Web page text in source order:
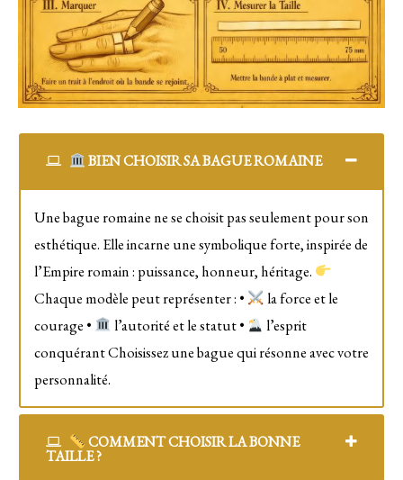
BIEN CHOISIR SA BAGUE ROMAINE
Une bague romaine ne se choisit pas seulement pour son
esthétique. Elle incarne une symbolique forte, inspirée de
l’Empire romain : puissance, honneur, héritage.
Chaque modèle peut représenter : •
la force et le
courage •
l’autorité et le statut •
l’esprit
conquérant Choisissez une bague qui résonne avec votre
personnalité.
COMMENT CHOISIR LA BONNE
TAILLE ?